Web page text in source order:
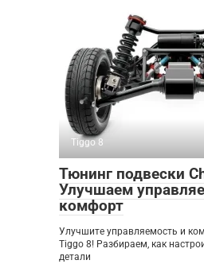
Tiggo 8
Тюнинг подвески
Улучшаем
комфорт
Улучшите управляемость и
Tiggo 8! Разбираем, как
детали